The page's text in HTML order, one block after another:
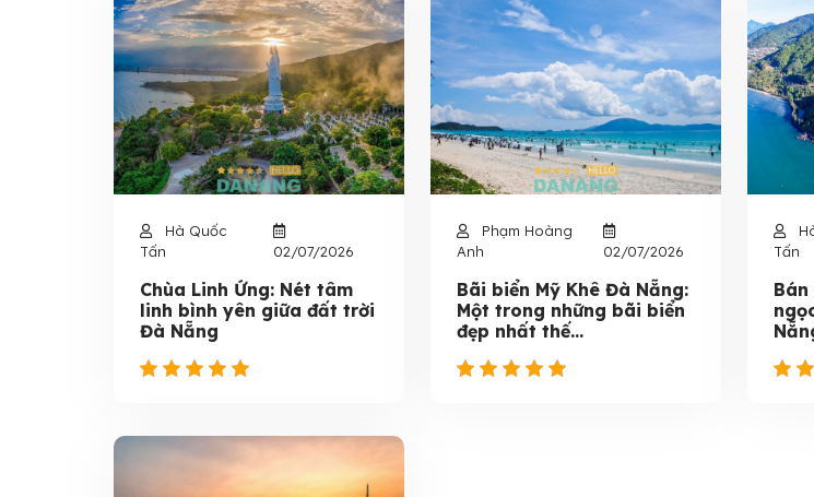
Hà Quốc
Tấn
02/07/2026
Chùa Linh Ứng: Nét tâm
linh bình yên giữa đất trời
Đà Nẵng
Phạm Hoàng
Anh
02/07/2026
Bãi biển Mỹ Khê Đà Nẵng:
Một trong những bãi biển
đẹp nhất thế...
Tấn
Bán